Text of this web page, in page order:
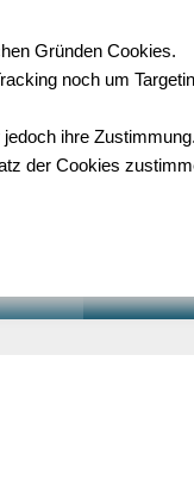
Gründen Cookies.
noch um
ihre
der Cookies